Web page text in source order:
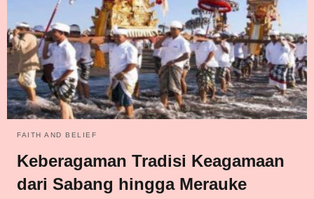
FAITH AND BELIEF
Keberagaman Tradisi Keagamaan
dari Sabang hingga Merauke